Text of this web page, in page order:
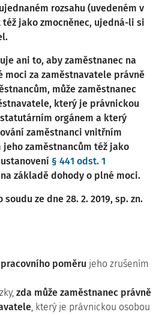
rozsahu (uvedeném v
jako zmocněnec, ujedná-li si
ani to, aby zaměstnanec na
moci za zaměstnavatele právně
může zaměstnanec
který je právnickou
orgánem a který
zaměstnanci vnitřním
zaměstnancům též jako
§ 441 odst. 1
na základě dohody o plné moci.
ze dne 28. 2. 2019, sp. zn.
poměru jeho zrušením
zda může zaměstnanec právně
, který je právnickou osobou